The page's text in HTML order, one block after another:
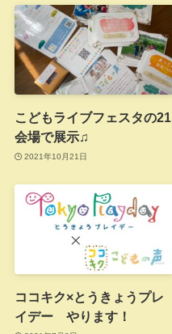
こどもライブフェスタの21
会場で展示♫
2021年10月21日
ココキク×とうきょうプレ
イデー やります！